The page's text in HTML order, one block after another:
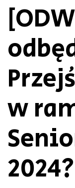
w
2024?